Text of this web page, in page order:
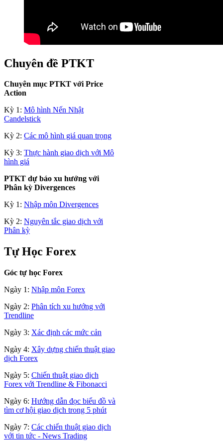
Chuyên đề PTKT
Chuyên mục PTKT với Price
Action
Kỳ 1: Mô hình Nến Nhật
Candelstick
Kỳ 2: Các mô hình giá quan trọng
Kỳ 3: Thực hành giao dịch với Mô
hình giá
PTKT dự báo xu hướng với
Phân kỳ Divergences
Kỳ 1: Nhập môn Divergences
Kỳ 2: Nguyên tắc giao dịch với
Phân kỳ
Tự Học Forex
Góc tự học Forex
Ngày 1: Nhập môn Forex
Ngày 2: Phân tích xu hướng với
Trendline
Ngày 3: Xác định các mức cản
Ngày 4: Xây dựng chiến thuật giao
dịch Forex
Ngày 5: Chiến thuật giao dịch
Forex với Trendline & Fibonacci
Ngày 6: Hướng dẫn đọc biểu đồ và
tìm cơ hội giao dịch trong 5 phút
Ngày 7: Các chiến thuật giao dịch
với tin tức - News Trading